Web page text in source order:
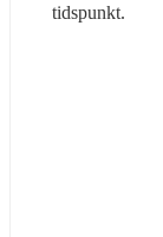
tidspunkt.